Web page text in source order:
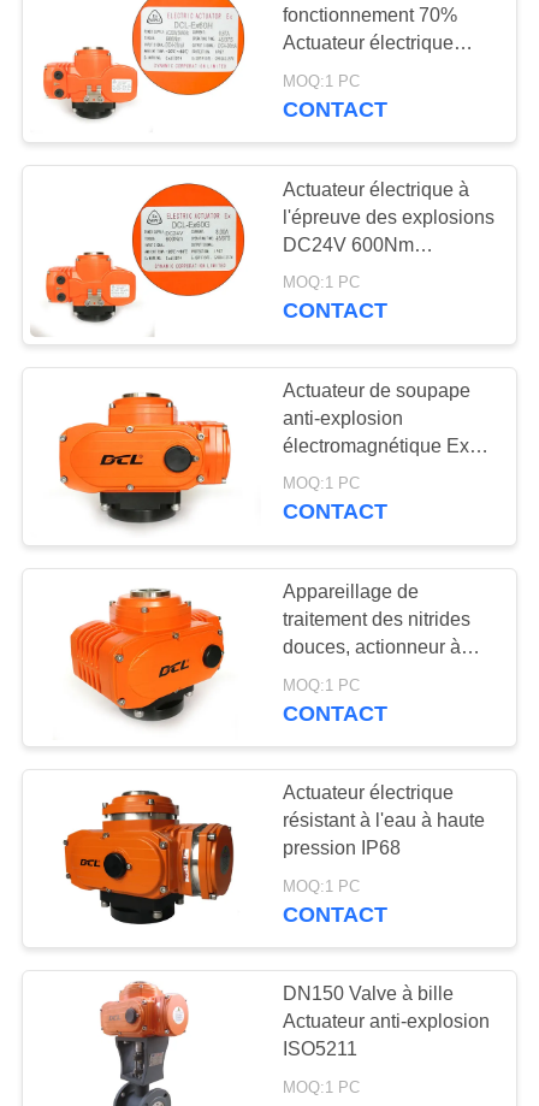
CITATION
文
PLAN
SITE
PRIVACY
POLICY
Actuateur compact
Actuateur électrique
sans défaillance
19
Valve à papillon
électrique
28
une valve à bille
électrique
fonctionnement 70%
Actuateur électrique
résistant à l'explosion
MOQ:1 PC
CONTACT
Actuateur électrique à
l'épreuve des explosions
DC24V 600Nm
entièrement fermé
MOQ:1 PC
CONTACT
Actuateur de soupape
anti-explosion
électromagnétique Exd II
CT4Gb 400Nm
MOQ:1 PC
CONTACT
Appareillage de
traitement des nitrides
douces, actionneur à
l'épreuve de l'explosion
IP68
MOQ:1 PC
CONTACT
Actuateur électrique
résistant à l'eau à haute
pression IP68
MOQ:1 PC
CONTACT
DN150 Valve à bille
Actuateur anti-explosion
ISO5211
MOQ:1 PC